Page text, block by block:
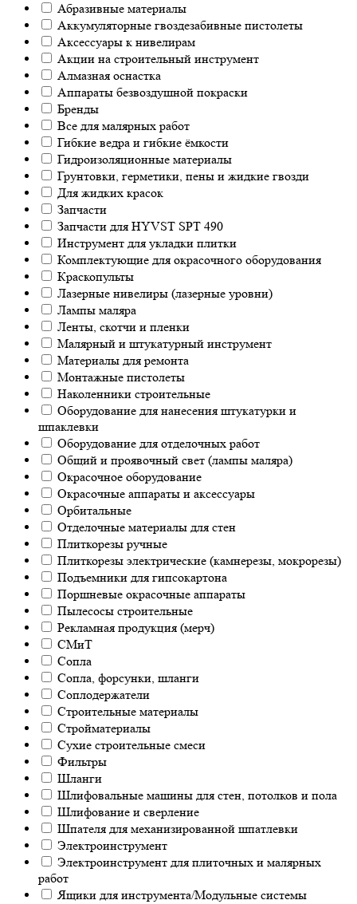
Абразивные материалы
Аккумуляторные гвоздезабивные пистолеты
Аксессуары к нивелирам
Акции на строительный инструмент
Алмазная оснастка
Аппараты безвоздушной покраски
Бренды
Все для малярных работ
Гибкие ведра и гибкие ёмкости
Гидроизоляционные материалы
Грунтовки, герметики, пены и жидкие гвозди
Для жидких красок
Запчасти
Запчасти для HYVST SPT 490
Инструмент для укладки плитки
Комплектующие для окрасочного оборудования
Краскопульты
Лазерные нивелиры (лазерные уровни)
Лампы маляра
Ленты, скотчи и пленки
Малярный и штукатурный инструмент
Материалы для ремонта
Монтажные пистолеты
Наколенники строительные
Оборудование для нанесения штукатурки и
шпаклевки
Оборудование для отделочных работ
Общий и проявочный свет (лампы маляра)
Окрасочное оборудование
Окрасочные аппараты и аксессуары
Орбитальные
Отделочные материалы для стен
Плиткорезы ручные
Плиткорезы электрические (камнерезы, мокрорезы)
Подъемники для гипсокартона
Поршневые окрасочные аппараты
Пылесосы строительные
Рекламная продукция (мерч)
СМиТ
Сопла
Сопла, форсунки, шланги
Соплодержатели
Строительные материалы
Стройматериалы
Сухие строительные смеси
Фильтры
Шланги
Шлифовальные машины для стен, потолков и пола
Шлифование и сверление
Шпателя для механизированной шпатлевки
Электроинструмент
Электроинструмент для плиточных и малярных
работ
Ящики для инструмента/Модульные системы